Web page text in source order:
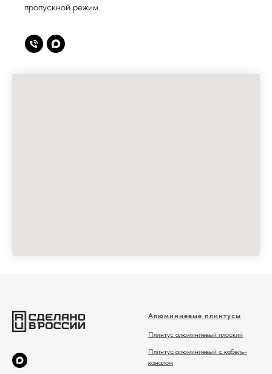
пропускной режим.
Алюминиевые плинтусы
Плинтус алюминиевый плоский
Плинтус алюминиевый с кабель-
каналом